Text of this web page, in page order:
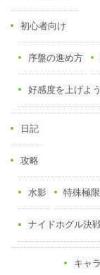
初心者向け
序盤の進め方
好感度を上げよう
日記
攻略
水影 特殊極
ナイドホグル決
キャラ